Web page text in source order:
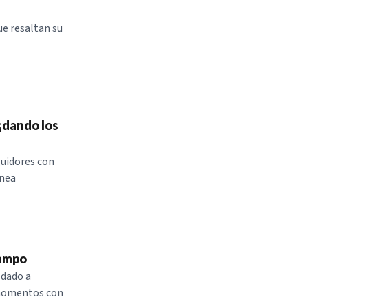
resaltan su
los
con
a
con